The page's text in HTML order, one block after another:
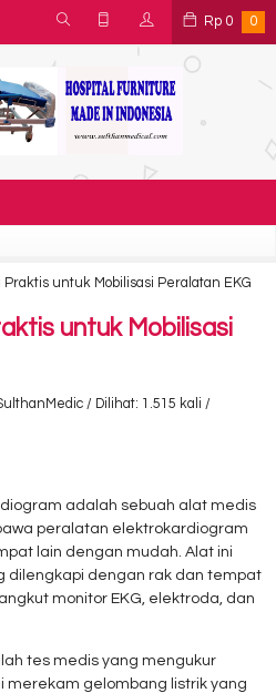
Rp 0 0
Praktis untuk Mobilisasi Peralatan EKG
untuk Mobilisasi
/ Dilihat: 1.515 kali /
adalah sebuah alat medis
peralatan elektrokardiogram
lain dengan mudah. Alat ini
dilengkapi dengan rak dan tempat
monitor EKG, elektroda, dan
tes medis yang mengukur
merekam gelombang listrik yang